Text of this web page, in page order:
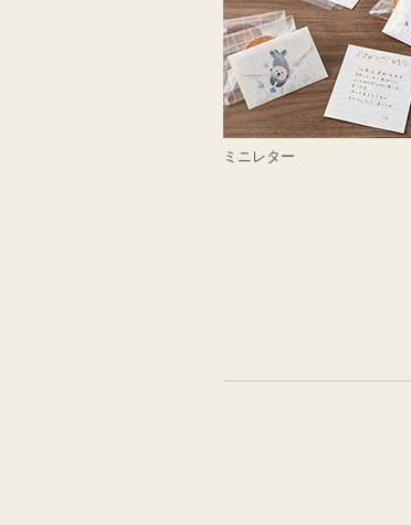
ミニレター